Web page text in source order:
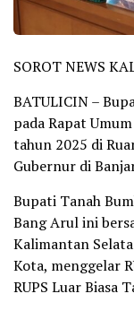
SOROT NEWS
BATULICIN –
pada Rapat
tahun 2025 di
Gubernur di
Bupati Tanah
Bang Arul ini
Kalimantan
Kota, menggelar
RUPS Luar Biasa